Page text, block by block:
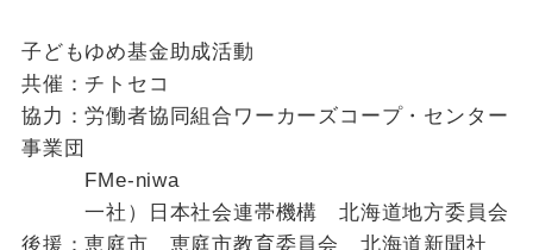
子どもゆめ基金助成活動
共催：チトセコ
協力：労働者協同組合ワーカーズコープ・センター
事業団
FMe-niwa
一社）日本社会連帯機構 北海道地方委員会
後援：恵庭市 恵庭市教育委員会 北海道新聞社